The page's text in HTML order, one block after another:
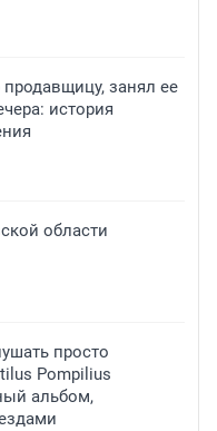
занял ее
история
области
просто
Pompilius
альбом,